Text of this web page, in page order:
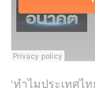
‘ทำไมประเทศไ